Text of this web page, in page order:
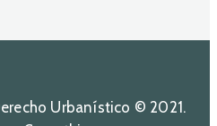
Urbanístico © 2021.